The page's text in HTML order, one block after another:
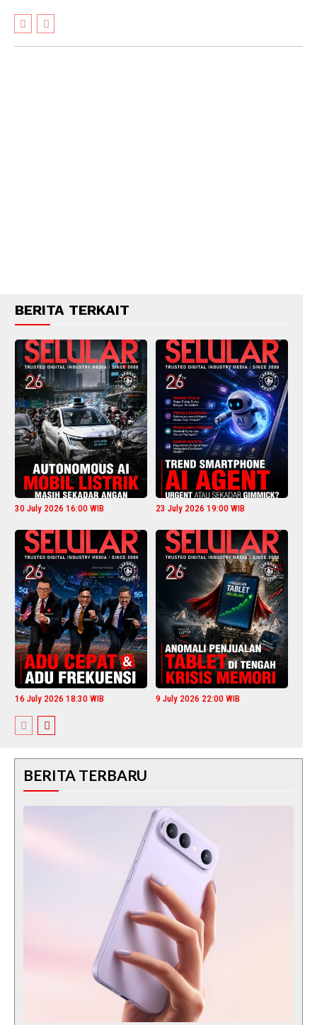
BERITA TERKAIT
30 July 2026 16:00 WIB 23 July 2026 19:00 WIB
16 July 2026 18:30 WIB 9 July 2026 22:00 WIB
BERITA TERBARU